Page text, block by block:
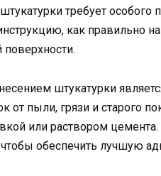
требует
как правильно
штукатурки
от пыли, грязи и старого
или раствором
обеспечить лучшую